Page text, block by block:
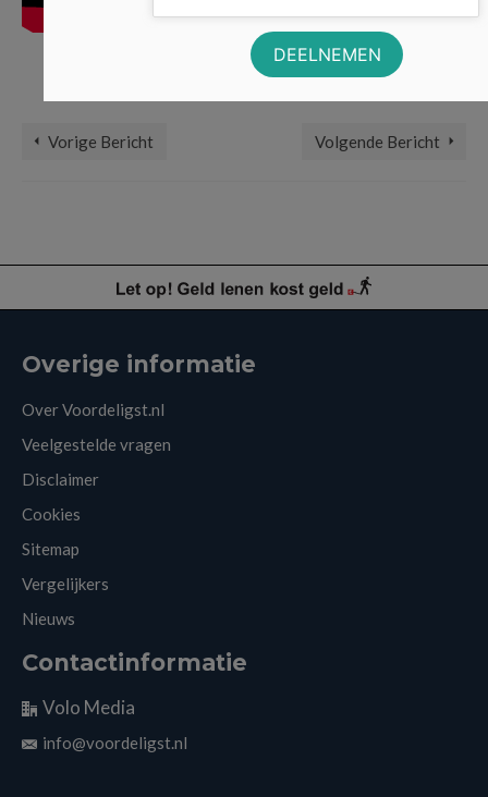
netflix,
Vorige Bericht Volgende Bericht
Overige informatie
Over Voordeligst.nl
Veelgestelde vragen
Disclaimer
Cookies
Sitemap
Vergelijkers
Nieuws
Contactinformatie
Volo Media
info@voordeligst.nl